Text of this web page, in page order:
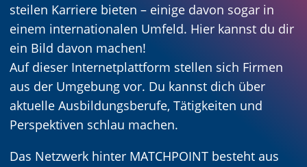
steilen Karriere bieten – einige davon sogar in
einem internationalen Umfeld. Hier kannst du dir
ein Bild davon machen!
Auf dieser Internetplattform stellen sich Firmen
aus der Umgebung vor. Du kannst dich über
aktuelle Ausbildungsberufe, Tätigkeiten und
Perspektiven schlau machen.
Das Netzwerk hinter MATCHPOINT besteht aus